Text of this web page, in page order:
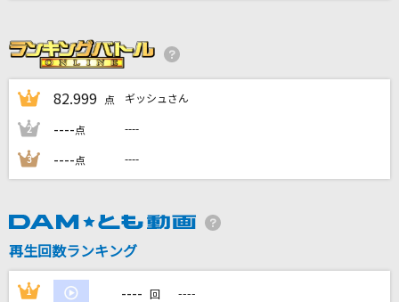
ロードオブメジャー
[プロオケ]I LOVE YOU
[生音]しるし
Mr.Children
Clattanoia
OxT
1 82.999 点 ギッシュさん
2 ----点 ----
3 ----点 ----
再生回数ランキング
1 ---- 回 ----